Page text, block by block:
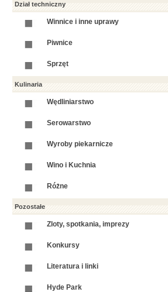
Dział techniczny
Winnice i inne uprawy
Piwnice
Sprzęt
Kulinaria
Wędliniarstwo
Serowarstwo
Wyroby piekarnicze
Wino i Kuchnia
Różne
Pozostałe
Zloty, spotkania, imprezy
Konkursy
Literatura i linki
Hyde Park